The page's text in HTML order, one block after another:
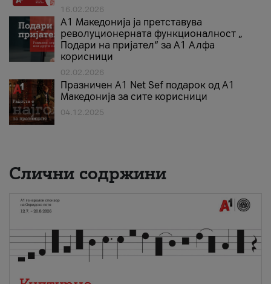
16.02.2026
А1 Македонија ја претставува
револуционерната функционалност „
Подари на пријател“ за А1 Алфа
корисници
02.02.2026
Празничен A1 Net Sеf подарок од А1
Македонија за сите корисници
04.12.2025
Слични содржини